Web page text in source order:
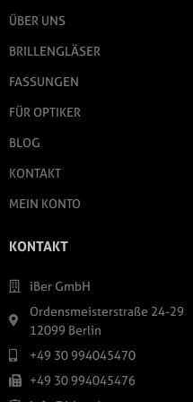
ÜBER UNS
BRILLENGLÄSER
FASSUNGEN
FÜR OPTIKER
BLOG
KONTAKT
MEIN KONTO
KONTAKT
iBer GmbH
Ordensmeisterstraße 24-29
12099 Berlin
+49 30 994045470
+49 30 994045476